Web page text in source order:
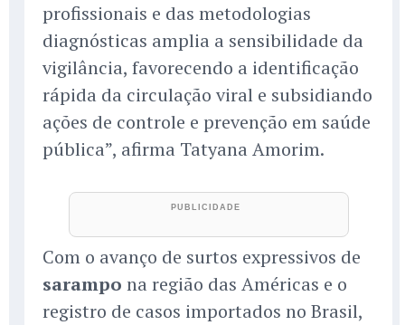
profissionais e das metodologias
diagnósticas amplia a sensibilidade da
vigilância, favorecendo a identificação
rápida da circulação viral e subsidiando
ações de controle e prevenção em saúde
pública”, afirma Tatyana Amorim.
Com o avanço de surtos expressivos de
sarampo na região das Américas e o
registro de casos importados no Brasil,